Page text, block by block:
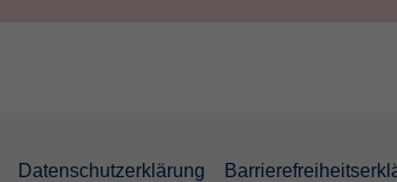
Datenschutzerklärung